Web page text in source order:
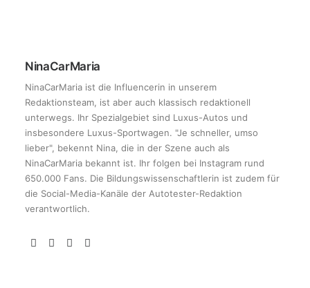
NinaCarMaria
NinaCarMaria ist die Influencerin in unserem
Redaktionsteam, ist aber auch klassisch redaktionell
unterwegs. Ihr Spezialgebiet sind Luxus-Autos und
insbesondere Luxus-Sportwagen. "Je schneller, umso
lieber", bekennt Nina, die in der Szene auch als
NinaCarMaria bekannt ist. Ihr folgen bei Instagram rund
650.000 Fans. Die Bildungswissenschaftlerin ist zudem für
die Social-Media-Kanäle der Autotester-Redaktion
verantwortlich.